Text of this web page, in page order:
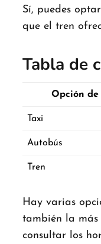
Sí, puedes
que el tren
Tabla de
Opción
Taxi
Autobús
Tren
Hay varias
también la más
consultar los